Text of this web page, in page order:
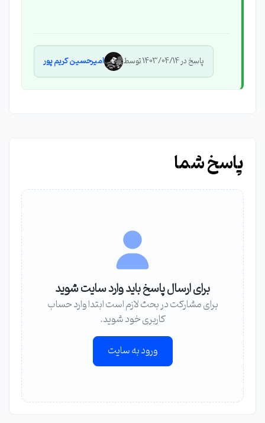
پاسخ در 1403/04/14 توسط امیرحسین کریم پور
پاسخ شما
برای ارسال پاسخ باید وارد سایت شوید
برای مشارکت در بحث لازم است ابتدا وارد حساب
کاربری خود شوید.
ورود به سایت